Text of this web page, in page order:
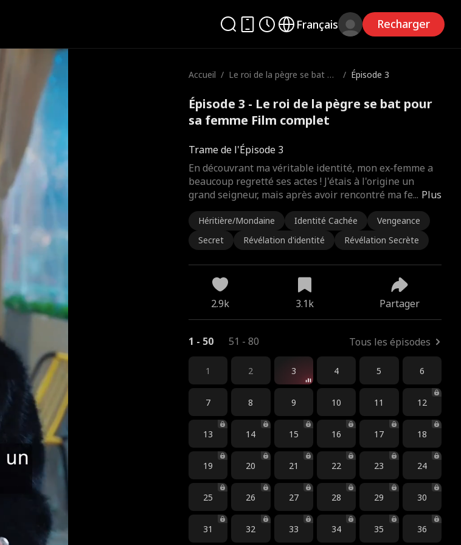
Français Recharger
Accueil / Le roi de la pègre se bat po
/ Épisode 3
Épisode 3 - Le roi de la pègre se bat pour
sa femme Film complet
Trame de l'Épisode 3
Plus
En découvrant ma véritable identité, mon ex-femme a
beaucoup regretté ses actes ! J'étais à l'origine un
grand seigneur, mais après avoir rencontré ma fe...
Héritière/Mondaine Identité Cachée
Vengeance
Secret
Révélation d'identité Révélation Secrète
2.9k 3.1k Partager
1 - 50 51 - 80 Tous les épisodes
1 2 3 4 5 6
7 8 9 10 11 12
13 14 15 16 17 18
19 20 21 22 23 24
25 26 27 28 29 30
31 32 33 34 35 36